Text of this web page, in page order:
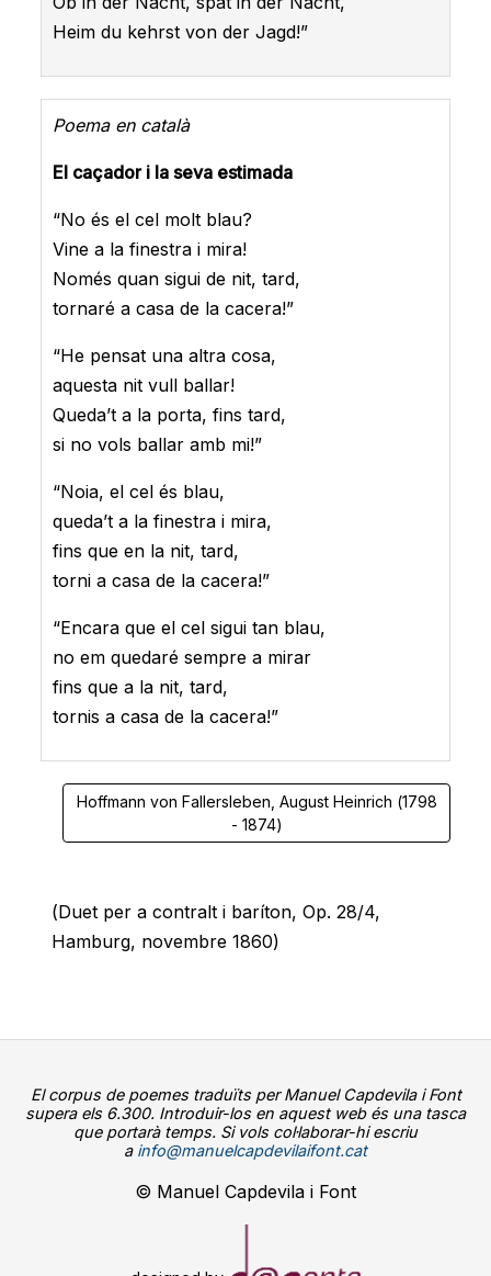
Heim du kehrst von der Jagd!”
Poema en català
El caçador i la seva estimada
“No és el cel molt blau?
Vine a la finestra i mira!
Només quan sigui de nit, tard,
tornaré a casa de la cacera!”
“He pensat una altra cosa,
aquesta nit vull ballar!
Queda’t a la porta, fins tard,
si no vols ballar amb mi!”
“Noia, el cel és blau,
queda’t a la finestra i mira,
fins que en la nit, tard,
torni a casa de la cacera!”
“Encara que el cel sigui tan blau,
no em quedaré sempre a mirar
fins que a la nit, tard,
tornis a casa de la cacera!”
Hoffmann von Fallersleben, August Heinrich (1798
- 1874)
(Duet per a contralt i baríton, Op. 28/4,
Hamburg, novembre 1860)
El corpus de poemes traduïts per Manuel Capdevila i Font
supera els 6.300. Introduir-los en aquest web és una tasca
que portarà temps. Si vols col·laborar-hi escriu
a info@manuelcapdevilaifont.cat
© Manuel Capdevila i Font